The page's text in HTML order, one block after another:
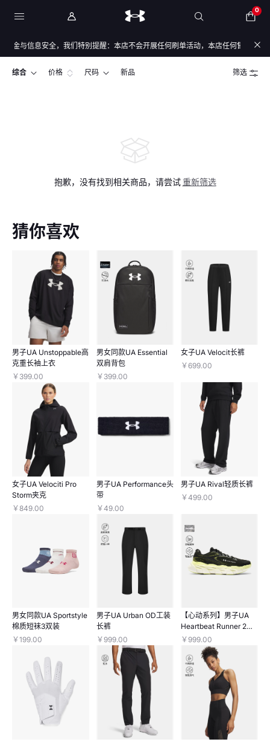
0
金与信息安全，我们特别提醒：本店不会开展任何刷单活动，本店任何售后/退
综合 价格 尺码 新品 筛选
抱歉，没有找到相关商品，请尝试 重新筛选
猜你喜欢
男子UA Unstoppable高
克重长袖上衣
￥399.00
男女同款UA Essential
双肩背包
￥399.00
女子UA Velocit长裤
￥699.00
女子UA Velociti Pro
Storm夹克
￥849.00
男子UA Performance头
带
￥49.00
男子UA Rival轻质长裤
￥499.00
男女同款UA Sportstyle
棉质短袜3双装
￥199.00
男子UA Urban OD工装
长裤
￥999.00
【心动系列】男子UA
Heartbeat Runner 2跑
鞋
￥999.00